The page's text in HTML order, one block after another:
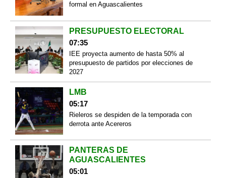
formal en Aguascalientes
PRESUPUESTO ELECTORAL
07:35
IEE proyecta aumento de hasta 50% al
presupuesto de partidos por elecciones de
2027
LMB
05:17
Rieleros se despiden de la temporada con
derrota ante Acereros
PANTERAS DE
AGUASCALIENTES
05:01